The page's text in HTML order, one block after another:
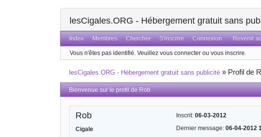
lesCigales.ORG - Hébergement gratuit sans
Index Membres Chercher S'inscrire Connexion Revenir
Vous n'êtes pas identifié. Veuillez vous connecter ou vous inscrire.
lesCigales.ORG - Hébergement gratuit sans publicité » Profil de
Bienvenue sur le profil de Rob
Rob
Cigale
Inscrit: 06-03-2012
Dernier message: 06-04-2012